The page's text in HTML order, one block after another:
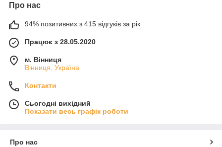
Про нас
94% позитивних з 415 відгуків за рік
Працює з 28.05.2020
м. Вінниця
Вінниця, Україна
Контакти
Сьогодні вихідний
Показати весь графік роботи
Про нас